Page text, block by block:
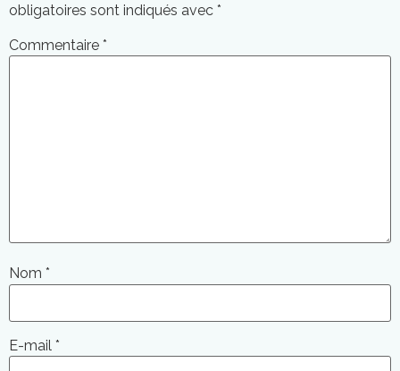
obligatoires sont indiqués avec *
Commentaire *
Nom *
E-mail *